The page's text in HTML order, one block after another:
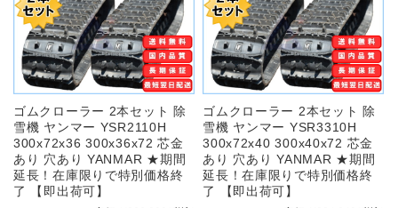
ゴムクローラー 2本セット 除
雪機 ヤンマー YSR2110H
300x72x36 300x36x72 芯金
あり 穴あり YANMAR ★期間
延長！在庫限りで特別価格終
了 【即出荷可】
ゴムクローラー 2本セット 除
雪機 ヤンマー YSR3310H
300x72x40 300x40x72 芯金
あり 穴あり YANMAR ★期間
延長！在庫限りで特別価格終
了 【即出荷可】